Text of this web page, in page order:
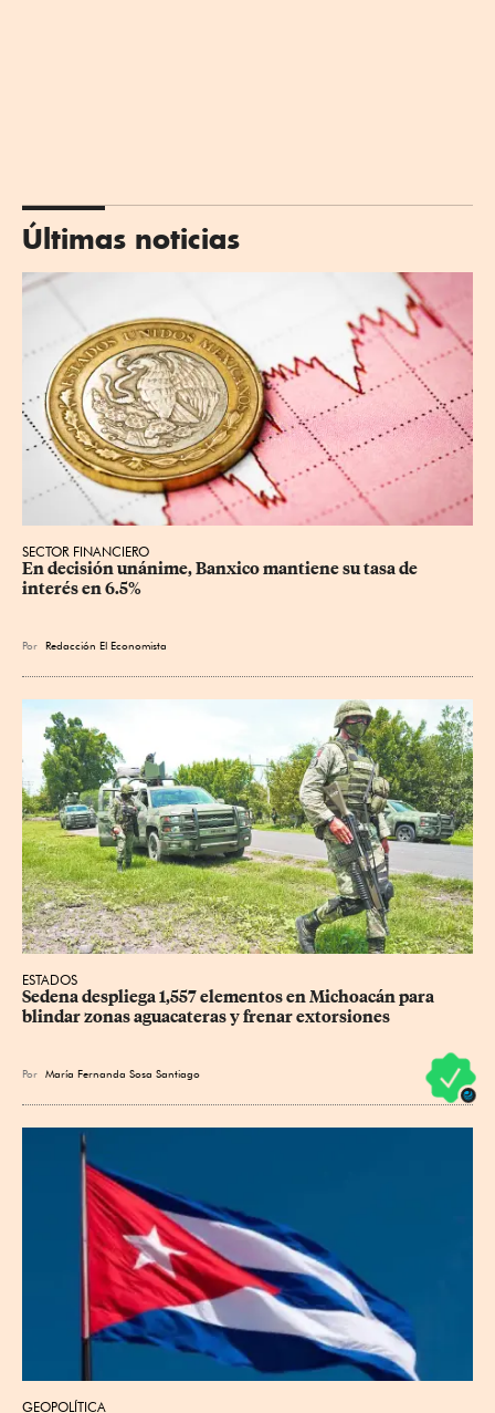
Últimas noticias
SECTOR FINANCIERO
En decisión unánime, Banxico mantiene su tasa de
interés en 6.5%
Por Redacción El Economista
ESTADOS
Sedena despliega 1,557 elementos en Michoacán para
blindar zonas aguacateras y frenar extorsiones
Por María Fernanda Sosa Santiago
GEOPOLÍTICA